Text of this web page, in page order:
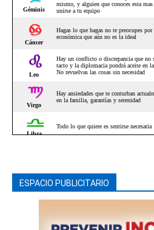
ESPACIO PUBLICITARIO